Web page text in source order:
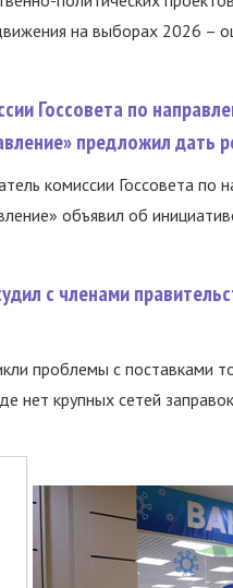
на выборах 2026 –
Госсовета по
предложил дать
комиссии Госсовета по
объявил об
с членами
проблемы с поставками
нет крупных сетей